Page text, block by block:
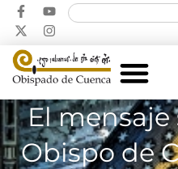
El
Obispo de